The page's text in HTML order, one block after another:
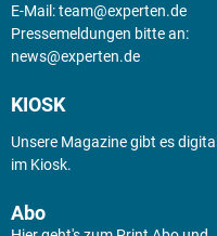
E-Mail:team@experten.de
Pressemeldungen bitte an:
news@experten.de
KIOSK
Unsere Magazine gibt es digital
im Kiosk.
Abo